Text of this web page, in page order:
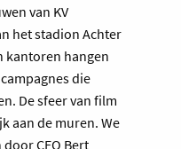
van KV
het stadion Achter
kantoren hangen
die
De sfeer van film
aan de muren. We
CEO Bert